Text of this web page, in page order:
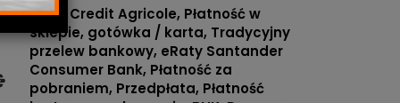
RATY Credit Agricole, Płatność w
sklepie, gotówka / karta, Tradycyjny
przelew bankowy, eRaty Santander
Consumer Bank, Płatność za
pobraniem, Przedpłata, Płatność